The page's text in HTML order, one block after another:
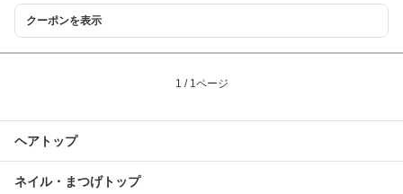
クーポンを表示
1 / 1ページ
ヘアトップ
ネイル・まつげトップ